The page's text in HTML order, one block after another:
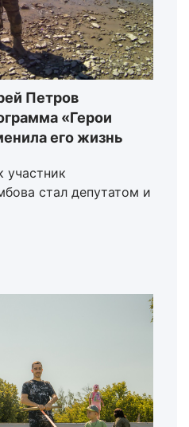
Петров
«Герои
его жизнь
стал депутатом и